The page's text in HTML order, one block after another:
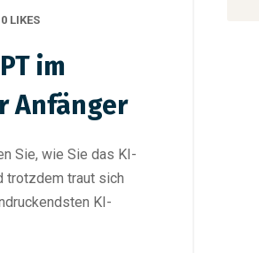
0 LIKES
im
Anfänger
Sie, wie Sie das KI-
trotzdem traut sich
KI-